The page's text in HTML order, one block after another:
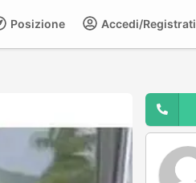
Accedi/Registrati
Posizione